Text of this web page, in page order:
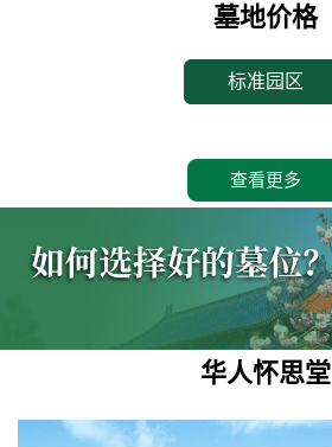
墓地价格
标准园区
查看更多
华人怀思堂